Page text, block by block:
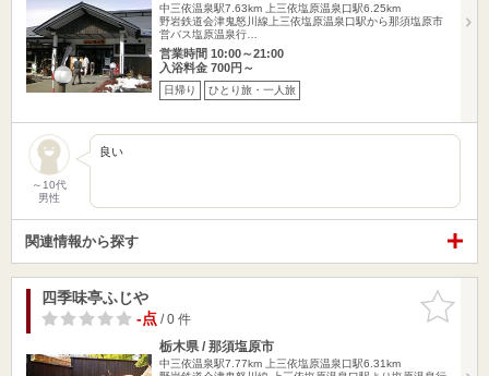
中三依温泉駅7.63km
上三依塩原温泉口駅6.25km
野岩鉄道会津鬼怒川線上三依塩原温泉口駅から那須塩原市
営バス塩原温泉行…
営業時間 10:00～21:00
入浴料金 700円～
日帰り ひとり旅・一人旅
～10代
男性
良い
関連情報から探す
お気に入
りに追加
四季味亭ふじや
-点/ 0 件
栃木県 / 那須塩原市
中三依温泉駅7.77km
上三依塩原温泉口駅6.31km